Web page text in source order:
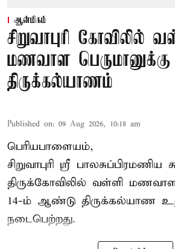
ஆன்மிகம்
சிறுவாபுரி கோவிலில்
மணவாள பெருமானுக்கு
திருக்கல்யாணம்
Published on: 09 Aug 2026, 10:18 am
பெரியபாளையம்,
சிறுவாபுரி ஸ்ரீ பாலசுப்பிரமணிய
திருக்கோவிலில் வள்ளி மணவாள
14-ம் ஆண்டு திருக்கல்யாண
நடைபெற்றது.